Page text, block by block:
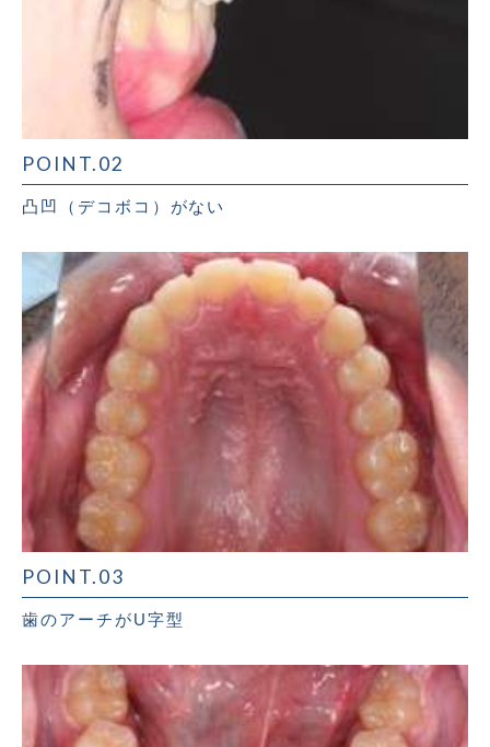
POINT.02
凸凹（デコボコ）がない
POINT.03
歯のアーチがU字型